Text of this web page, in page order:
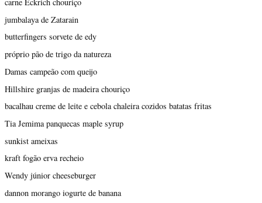
jumbalaya de Zatarain
butterfingers sorvete de edy
próprio pão de trigo da natureza
Damas campeão com queijo
Hillshire granjas de madeira chouriço
bacalhau creme de leite e cebola chaleira cozidos batatas fritas
Tia Jemima panquecas maple syrup
sunkist ameixas
kraft fogão erva recheio
Wendy júnior cheeseburger
dannon morango iogurte de banana